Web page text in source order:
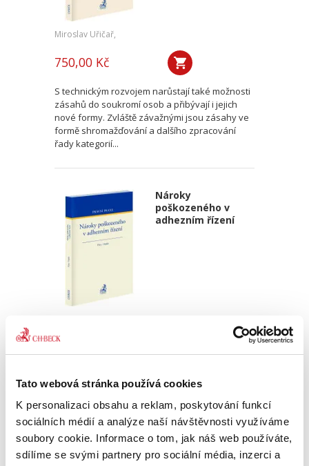
Tato webová stránka používá cookies
K personalizaci obsahu a reklam, poskytování funkcí
sociálních médií a analýze naší návštěvnosti využíváme
soubory cookie. Informace o tom, jak náš web používáte,
sdílíme se svými partnery pro sociální média, inzerci a
Miroslav Uřičař,
750,00 Kč
S technickým rozvojem narůstají také možnosti
zásahů do soukromí osob a přibývají i jejich
nové formy. Zvláště závažnými jsou zásahy ve
formě shromažďování a dalšího zpracování
řady kategorií...
Nároky
poškozeného v
adhezním řízení
690,00 Kč
Monograficky zpracovaná publikace se zabývá
majetkovými nároky osob poškozených
trestným činem, které se uplatňují v trestním
(adhezním) řízení a o nichž se rozhoduje v
tomto řízení. V tomto směru...